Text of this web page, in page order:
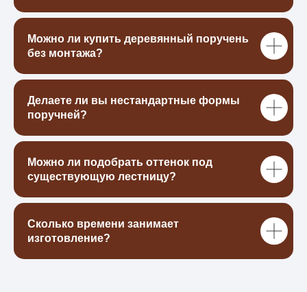
Можно ли купить деревянный поручень
без монтажа?
Делаете ли вы нестандартные формы
поручней?
Можно ли подобрать оттенок под
существующую лестницу?
Сколько времени занимает
изготовление?
+7
Я даю свое согласие на обработку моих
персональных данных в порядке, укзанных в